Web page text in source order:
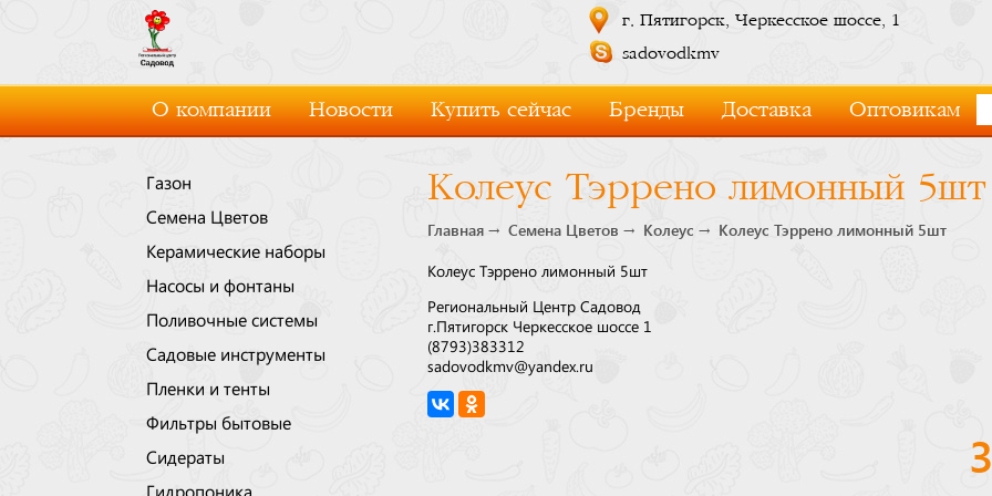
г. Пятигорск, Черкесское шоссе, 1
sadovodkmv
О компании Новости Купить сейчас Бренды Доставка Оптовикам
Газон
Семена Цветов
Керамические наборы
Насосы и фонтаны
Поливочные системы
Садовые инструменты
Пленки и тенты
Фильтры бытовые
Сидераты
Гидропоника
Колеус Тэррено лимонный 5шт
Главная Семена Цветов Колеус Колеус Тэррено лимонный 5шт
Колеус Тэррено лимонный 5шт
Региональный Центр Садовод
г.Пятигорск Черкесское шоссе 1
(8793)383312
sadovodkmv@yandex.ru